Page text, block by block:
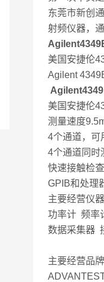
东莞市新创
射频仪器，
美国安捷伦
Agilent
美国安捷伦
测量速度
4个通道，可
4个通道同时
快速接触检
GPIB和处理
主要经营仪
功率计 频率
数据采集器
主要经营品